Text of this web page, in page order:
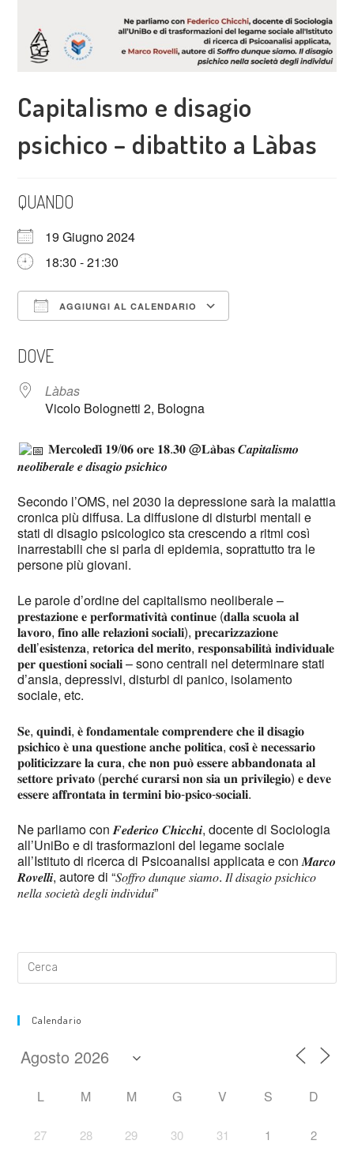
Capitalismo e disagio
psichico – dibattito a Làbas
QUANDO
19 Giugno 2024
18:30 - 21:30
AGGIUNGI AL CALENDARIO
DOVE
Làbas
Vicolo Bolognetti 2, Bologna
𝐌𝐞𝐫𝐜𝐨𝐥𝐞𝐝𝐢̀ 𝟏𝟗/𝟎𝟔 𝐨𝐫𝐞 𝟏𝟖.𝟑𝟎 @𝐋𝐚̀𝐛𝐚𝐬 𝑪𝒂𝒑𝒊𝒕𝒂𝒍𝒊𝒔𝒎𝒐
𝒏𝒆𝒐𝒍𝒊𝒃𝒆𝒓𝒂𝒍𝒆 𝒆 𝒅𝒊𝒔𝒂𝒈𝒊𝒐 𝒑𝒔𝒊𝒄𝒉𝒊𝒄𝒐
Secondo l’OMS, nel 2030 la depressione sarà la malattia
cronica più diffusa. La diffusione di disturbi mentali e
stati di disagio psicologico sta crescendo a ritmi così
inarrestabili che si parla di epidemia, soprattutto tra le
persone più giovani.
Le parole d’ordine del capitalismo neoliberale –
𝐩𝐫𝐞𝐬𝐭𝐚𝐳𝐢𝐨𝐧𝐞 𝐞 𝐩𝐞𝐫𝐟𝐨𝐫𝐦𝐚𝐭𝐢𝐯𝐢𝐭𝐚̀ 𝐜𝐨𝐧𝐭𝐢𝐧𝐮𝐞 (𝐝𝐚𝐥𝐥𝐚 𝐬𝐜𝐮𝐨𝐥𝐚 𝐚𝐥
𝐥𝐚𝐯𝐨𝐫𝐨, 𝐟𝐢𝐧𝐨 𝐚𝐥𝐥𝐞 𝐫𝐞𝐥𝐚𝐳𝐢𝐨𝐧𝐢 𝐬𝐨𝐜𝐢𝐚𝐥𝐢), 𝐩𝐫𝐞𝐜𝐚𝐫𝐢𝐳𝐳𝐚𝐳𝐢𝐨𝐧𝐞
𝐝𝐞𝐥𝐥’𝐞𝐬𝐢𝐬𝐭𝐞𝐧𝐳𝐚, 𝐫𝐞𝐭𝐨𝐫𝐢𝐜𝐚 𝐝𝐞𝐥 𝐦𝐞𝐫𝐢𝐭𝐨, 𝐫𝐞𝐬𝐩𝐨𝐧𝐬𝐚𝐛𝐢𝐥𝐢𝐭𝐚̀ 𝐢𝐧𝐝𝐢𝐯𝐢𝐝𝐮𝐚𝐥𝐞
𝐩𝐞𝐫 𝐪𝐮𝐞𝐬𝐭𝐢𝐨𝐧𝐢 𝐬𝐨𝐜𝐢𝐚𝐥𝐢 – sono centrali nel determinare stati
d’ansia, depressivi, disturbi di panico, isolamento
sociale, etc.
𝐒𝐞, 𝐪𝐮𝐢𝐧𝐝𝐢, 𝐞̀ 𝐟𝐨𝐧𝐝𝐚𝐦𝐞𝐧𝐭𝐚𝐥𝐞 𝐜𝐨𝐦𝐩𝐫𝐞𝐧𝐝𝐞𝐫𝐞 𝐜𝐡𝐞 𝐢𝐥 𝐝𝐢𝐬𝐚𝐠𝐢𝐨
𝐩𝐬𝐢𝐜𝐡𝐢𝐜𝐨 𝐞̀ 𝐮𝐧𝐚 𝐪𝐮𝐞𝐬𝐭𝐢𝐨𝐧𝐞 𝐚𝐧𝐜𝐡𝐞 𝐩𝐨𝐥𝐢𝐭𝐢𝐜𝐚, 𝐜𝐨𝐬𝐢̀ 𝐞̀ 𝐧𝐞𝐜𝐞𝐬𝐬𝐚𝐫𝐢𝐨
𝐩𝐨𝐥𝐢𝐭𝐢𝐜𝐢𝐳𝐳𝐚𝐫𝐞 𝐥𝐚 𝐜𝐮𝐫𝐚, 𝐜𝐡𝐞 𝐧𝐨𝐧 𝐩𝐮𝐨̀ 𝐞𝐬𝐬𝐞𝐫𝐞 𝐚𝐛𝐛𝐚𝐧𝐝𝐨𝐧𝐚𝐭𝐚 𝐚𝐥
𝐬𝐞𝐭𝐭𝐨𝐫𝐞 𝐩𝐫𝐢𝐯𝐚𝐭𝐨 (𝐩𝐞𝐫𝐜𝐡𝐞́ 𝐜𝐮𝐫𝐚𝐫𝐬𝐢 𝐧𝐨𝐧 𝐬𝐢𝐚 𝐮𝐧 𝐩𝐫𝐢𝐯𝐢𝐥𝐞𝐠𝐢𝐨) 𝐞 𝐝𝐞𝐯𝐞
𝐞𝐬𝐬𝐞𝐫𝐞 𝐚𝐟𝐟𝐫𝐨𝐧𝐭𝐚𝐭𝐚 𝐢𝐧 𝐭𝐞𝐫𝐦𝐢𝐧𝐢 𝐛𝐢𝐨-𝐩𝐬𝐢𝐜𝐨-𝐬𝐨𝐜𝐢𝐚𝐥𝐢.
Ne parliamo con 𝑭𝒆𝒅𝒆𝒓𝒊𝒄𝒐 𝑪𝒉𝒊𝒄𝒄𝒉𝒊, docente di Sociologia
all’UniBo e di trasformazioni del legame sociale
all’Istituto di ricerca di Psicoanalisi applicata e con 𝑴𝒂𝒓𝒄𝒐
𝑹𝒐𝒗𝒆𝒍𝒍𝒊, autore di “𝑆𝑜𝑓𝑓𝑟𝑜 𝑑𝑢𝑛𝑞𝑢𝑒 𝑠𝑖𝑎𝑚𝑜. 𝐼𝑙 𝑑𝑖𝑠𝑎𝑔𝑖𝑜 𝑝𝑠𝑖𝑐ℎ𝑖𝑐𝑜
𝑛𝑒𝑙𝑙𝑎 𝑠𝑜𝑐𝑖𝑒𝑡𝑎̀ 𝑑𝑒𝑔𝑙𝑖 𝑖𝑛𝑑𝑖𝑣𝑖𝑑𝑢𝑖”
Calendario
L M M G V S D
27 28 29 30 31 1 2